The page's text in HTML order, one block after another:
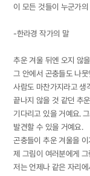
이 모든 것들이 누군가
-한라경 작가의 말
추운 겨울 뒤엔 오지 않
그 안에서 곤충들도 나
사람도 마찬가지라고 생
끝나지 않을 것 같던 추
기다리고 있을 거예요.
발견할 수 있을 거예요.
곤충들이 추운 겨울을
제 그림이 여러분에게
저는 언제나 같은 자리